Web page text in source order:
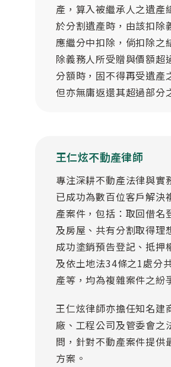
產，算入被繼承人之遺產
於分割遺產時，由該扣除
應繼分中扣除，倘扣除之
除義務人所受贈與價額超
分額時，固不得再受遺產
但亦無庸返還其超過部分
王仁炫不動產律師
專注深耕不動產法律與實
已成功為數百位客戶解決
產案件，包括：取回借名
及房屋、共有分割取得理
成功塗銷預告登記、抵押
及依土地法34條之1處分
產等，均為複雜案件之紛
王仁炫律師亦擔任知名建
廠、工程公司及管委會之
問，針對不動產案件提供
方案。